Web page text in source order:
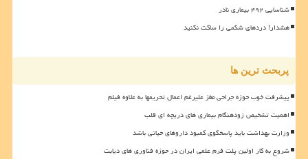
شناسایی ۴۹۲ بیماری نادر
هشدار! دردهای شکمی را ساکت نکنید
پربحث ترین ها
پیشرفت خوب حوزه جراحی مغز علیرغم اعمال تحریمها به علاوه فیلم
اهمیت تشخیص زودهنگام بیماری های دریچه ای قلب
وزارت بهداشت باید پاسخگوی کمبود داروهای حیاتی باشد
شروع به کار اولین پلت فرم علمی ایران در حوزه فناوری های دیابت